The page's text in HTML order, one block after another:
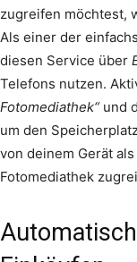
zugreifen möchtest,
Als einer der
diesen Service über
Telefons nutzen.
Fotomediathek“und
um den
von deinem Gerät
Foto­mediathek